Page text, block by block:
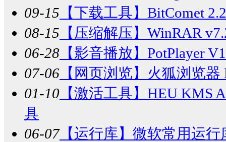
09-15 【下载工具】 BitComet
08-15 【压缩解压】 WinRAR
06-28 【影音播放】 PotPlayer
07-06 【网页浏览】 火狐浏览器
01-10 【激活工具】 HEU KMS
具
06-07【运行库】 微软常用运行